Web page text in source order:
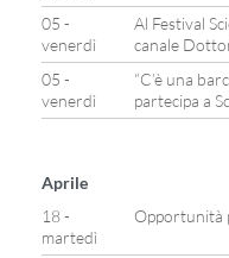
05 -
venerdì
Al Festival
canale
05 -
venerdì
“C’è una
partecipa a
Aprile
18 -
martedì
Opportunità